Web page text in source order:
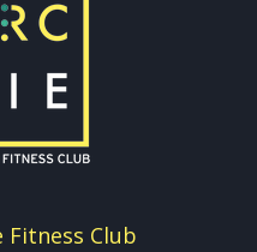
Fitness Club